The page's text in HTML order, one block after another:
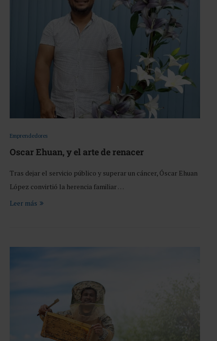
Emprendedores
Oscar Ehuan, y el arte de renacer
Tras dejar el servicio público y superar un cáncer, Óscar Ehuan
López convirtió la herencia familiar …
Leer más